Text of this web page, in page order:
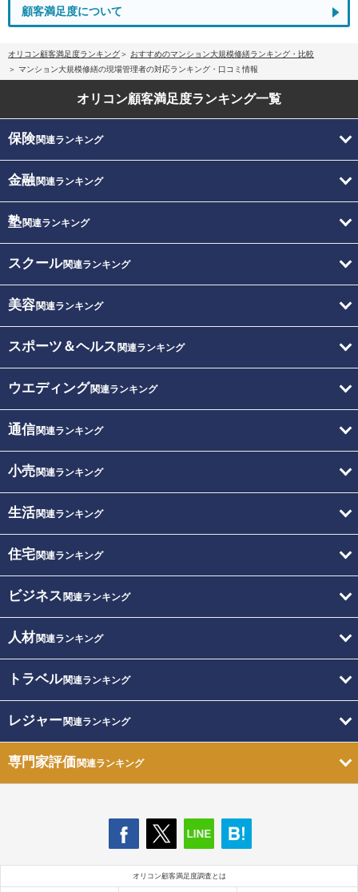
顧客満足度について
オリコン顧客満足度ランキング
おすすめのマンション大規模修繕ランキング・比較
マンション大規模修繕の現場管理者の対応ランキング・口コミ情報
オリコン顧客満足度ランキング一覧
保険関連ランキング
金融関連ランキング
塾関連ランキング
スクール関連ランキング
美容関連ランキング
スポーツ＆ヘルス 関連ランキング
ウエディング関連ランキング
通信関連ランキング
小売関連ランキング
生活関連ランキング
住宅関連ランキング
ビジネス 関連ランキング
人材関連ランキング
トラベル関連ランキング
レジャー関連ランキング
専門家評価関連ランキング
オリコン顧客満足度調査とは